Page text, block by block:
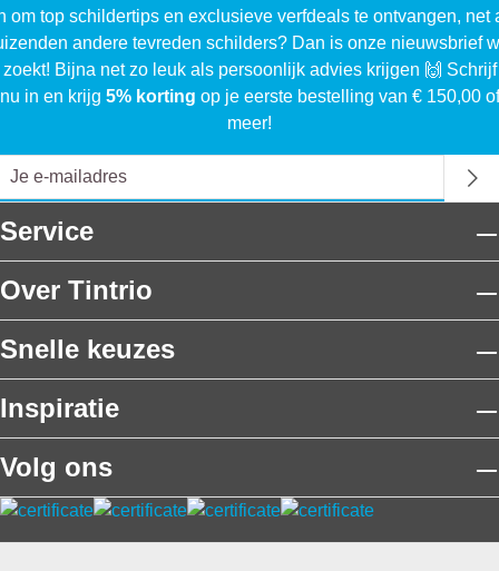
om top schildertips en exclusieve verfdeals te ontvangen, net
andere tevreden schilders? Dan is onze nieuwsbrief
Bijna net zo leuk als persoonlijk advies krijgen 🙌
nu in en krijg 5% korting op je eerste bestelling van € 150,00 of
meer!
Service
Over Tintrio
Snelle keuzes
Inspiratie
Volg ons